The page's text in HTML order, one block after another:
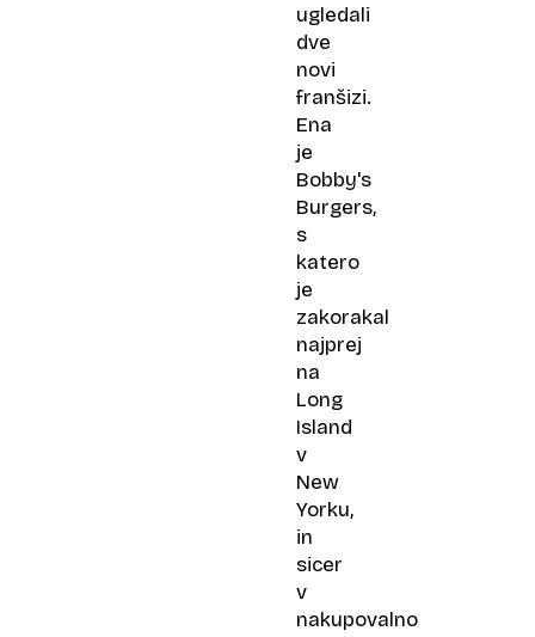
ugledali
dve
novi
franšizi.
Ena
je
Bobby's
Burgers,
s
katero
je
zakorakal
najprej
na
Long
Island
v
New
Yorku,
in
sicer
v
nakupovalno